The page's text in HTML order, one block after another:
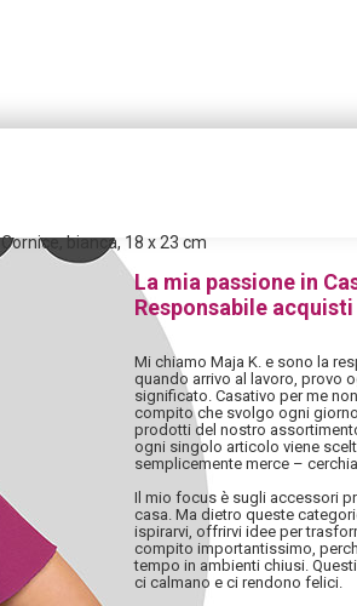
Cornice, bianca, 18 x 23 cm
La mia passione in
Responsabile
Mi chiamo Maja K. e sono la
quando arrivo al lavoro, provo
significato. Casativo per me
compito che svolgo ogni
prodotti del nostro
ogni singolo articolo viene
semplicemente merce –
Il mio focus è sugli accessori
casa. Ma dietro queste
ispirarvi, offrirvi idee per
compito importantissimo,
tempo in ambienti chiusi.
ci calmano e ci rendono felici.